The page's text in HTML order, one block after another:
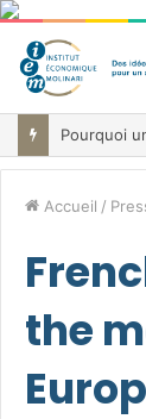
Accueil /
the